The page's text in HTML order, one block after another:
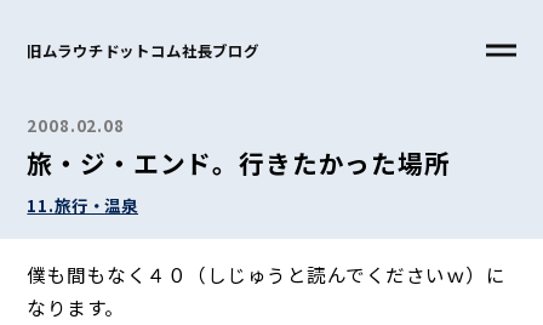
旧ムラウチドットコム社長ブログ
2008.02.08
旅・ジ・エンド。行きたかった場所
11.旅行・温泉
僕も間もなく４０（しじゅうと読んでくださいｗ）に
なります。